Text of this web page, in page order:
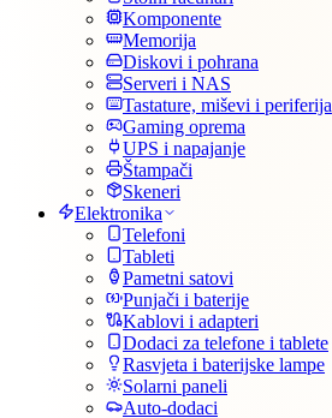
Komponente
Memorija
Diskovi i pohrana
Serveri i NAS
Tastature, miševi i periferija
Gaming oprema
UPS i napajanje
Štampači
Skeneri
Elektronika
Telefoni
Tableti
Pametni satovi
Punjači i baterije
Kablovi i adapteri
Dodaci za telefone i tablete
Rasvjeta i baterijske lampe
Solarni paneli
Auto-dodaci